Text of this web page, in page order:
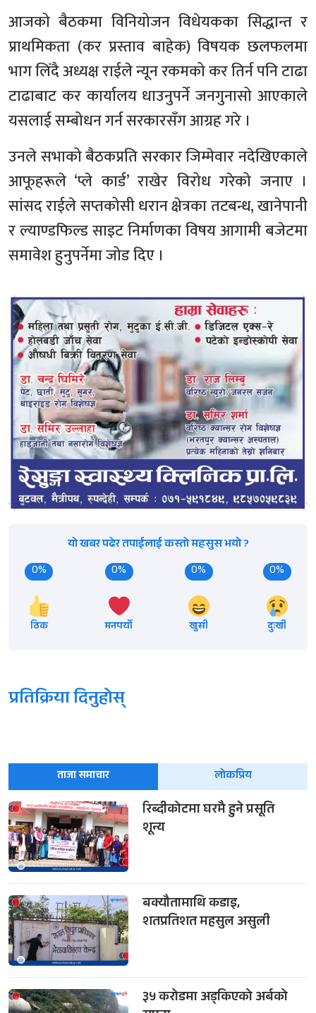
आजको बैठकमा विनियोजन विधेयकका सिद्धान्त र
प्राथमिकता (कर प्रस्ताव बाहेक) विषयक छलफलमा
भाग लिँदै अध्यक्ष राईले न्यून रकमको कर तिर्न पनि टाढा
टाढाबाट कर कार्यालय धाउनुपर्ने जनगुनासो आएकाले
यसलाई सम्बोधन गर्न सरकारसँग आग्रह गरे ।
उनले सभाको बैठकप्रति सरकार जिम्मेवार नदेखिएकाले
आफूहरूले ‘प्ले कार्ड’ राखेर विरोध गरेको जनाए ।
सांसद राईले सप्तकोसी धरान क्षेत्रका तटबन्ध, खानेपानी
र ल्याण्डफिल्ड साइट निर्माणका विषय आगामी बजेटमा
समावेश हुनुपर्नेमा जोड दिए ।
यो खबर पढेर तपाईलाई कस्तो महसुस भयो ?
0%
ठिक
0%
मनपर्यो
0%
खुसी
0%
दुःखी
प्रतिक्रिया दिनुहोस्
ताजा समाचार लोकप्रिय
रिब्दीकोटमा घरमै हुने प्रसूति
शून्य
बक्यौतामाथि कडाइ,
शतप्रतिशत महसुल असुली
३५ करोडमा अड्किएको अर्बको